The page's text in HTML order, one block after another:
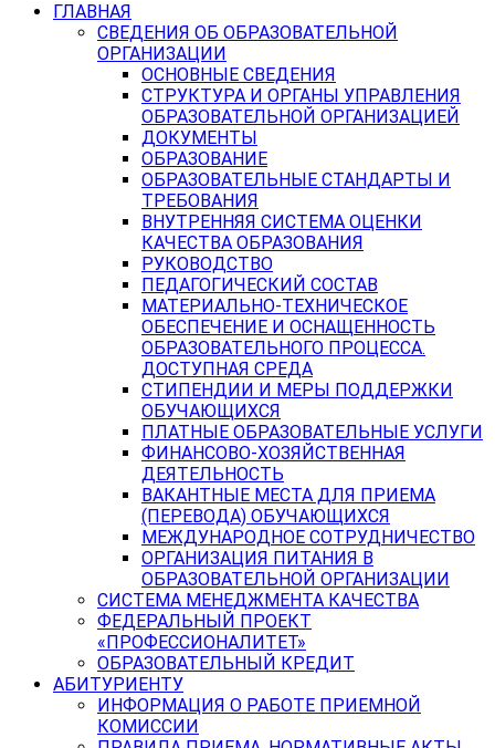
ГЛАВНАЯ
СВЕДЕНИЯ ОБ ОБРАЗОВАТЕЛЬНОЙ
ОРГАНИЗАЦИИ
ОСНОВНЫЕ СВЕДЕНИЯ
СТРУКТУРА И ОРГАНЫ УПРАВЛЕНИЯ
ОБРАЗОВАТЕЛЬНОЙ ОРГАНИЗАЦИЕЙ
ДОКУМЕНТЫ
ОБРАЗОВАНИЕ
ОБРАЗОВАТЕЛЬНЫЕ СТАНДАРТЫ И
ТРЕБОВАНИЯ
ВНУТРЕННЯЯ СИСТЕМА ОЦЕНКИ
КАЧЕСТВА ОБРАЗОВАНИЯ
РУКОВОДСТВО
ПЕДАГОГИЧЕСКИЙ СОСТАВ
МАТЕРИАЛЬНО-ТЕХНИЧЕСКОЕ
ОБЕСПЕЧЕНИЕ И ОСНАЩЕННОСТЬ
ОБРАЗОВАТЕЛЬНОГО ПРОЦЕССА.
ДОСТУПНАЯ СРЕДА
СТИПЕНДИИ И МЕРЫ ПОДДЕРЖКИ
ОБУЧАЮЩИХСЯ
ПЛАТНЫЕ ОБРАЗОВАТЕЛЬНЫЕ УСЛУГИ
ФИНАНСОВО-ХОЗЯЙСТВЕННАЯ
ДЕЯТЕЛЬНОСТЬ
ВАКАНТНЫЕ МЕСТА ДЛЯ ПРИЕМА
(ПЕРЕВОДА) ОБУЧАЮЩИХСЯ
МЕЖДУНАРОДНОЕ СОТРУДНИЧЕСТВО
ОРГАНИЗАЦИЯ ПИТАНИЯ В
ОБРАЗОВАТЕЛЬНОЙ ОРГАНИЗАЦИИ
СИСТЕМА МЕНЕДЖМЕНТА КАЧЕСТВА
ФЕДЕРАЛЬНЫЙ ПРОЕКТ
«ПРОФЕССИОНАЛИТЕТ»
ОБРАЗОВАТЕЛЬНЫЙ КРЕДИТ
АБИТУРИЕНТУ
ИНФОРМАЦИЯ О РАБОТЕ ПРИЕМНОЙ
КОМИССИИ